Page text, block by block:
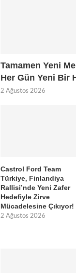
Tamamen Yeni
Her Gün Yeni Bir
2 Ağustos 2026
Castrol Ford Team
Türkiye, Finlandiya
Rallisi’nde Yeni Zafer
Hedefiyle Zirve
Mücadelesine Çıkıyor!
2 Ağustos 2026